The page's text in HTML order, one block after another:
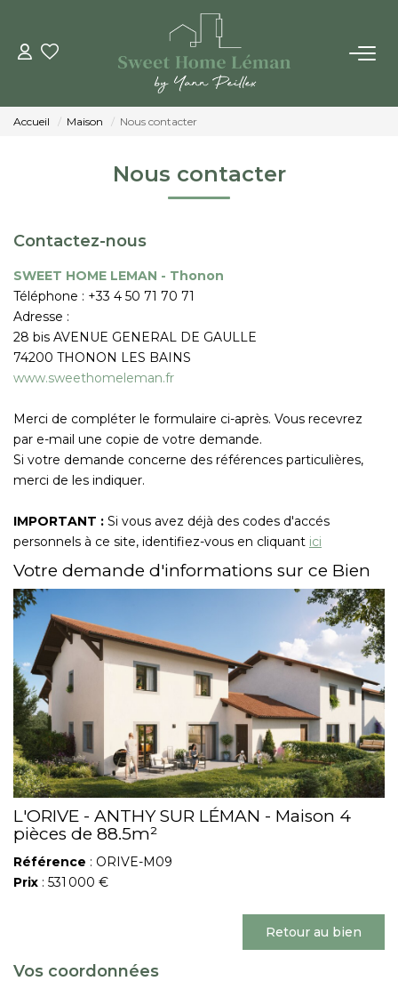
ACHETER
ESTIMER EN LIGNE
LES AGENCES
Qui Sommes-Nous
Notre Équipe
CONTACT
Accueil Maison Nous contacter
Nous contacter
Contactez-nous
SWEET HOME LEMAN - Thonon
Téléphone : +33 4 50 71 70 71
Adresse :
28 bis AVENUE GENERAL DE GAULLE
74200 THONON LES BAINS
www.sweethomeleman.fr
Merci de compléter le formulaire ci-après. Vous recevrez
par e-mail une copie de votre demande.
Si votre demande concerne des références particulières,
merci de les indiquer.
IMPORTANT : Si vous avez déjà des codes d'accés
personnels à ce site, identifiez-vous en cliquant ici
Votre demande d'informations sur ce Bien
L'ORIVE - ANTHY SUR LÉMAN - Maison 4
pièces de 88.5m²
Référence : ORIVE-M09
Prix : 531 000 €
Retour au bien
Vos coordonnées